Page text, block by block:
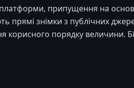
припущення на
прямі знімки з публічних
корисного порядку величини.